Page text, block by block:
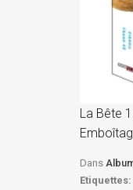
La Bête
Dans
Etiquettes: